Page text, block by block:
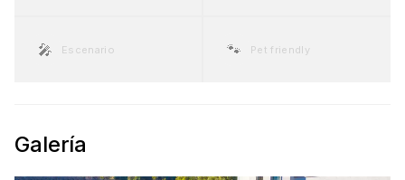
🎤 Escenario 🐾 Pet friendly
Galería